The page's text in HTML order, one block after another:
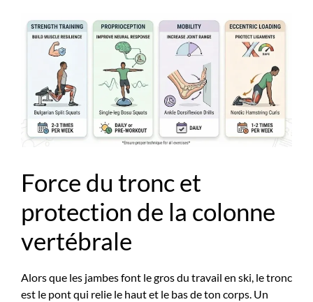
Force du tronc et
protection de la colonne
vertébrale
Alors que les jambes font le gros du travail en ski, le tronc
est le pont qui relie le haut et le bas de ton corps. Un